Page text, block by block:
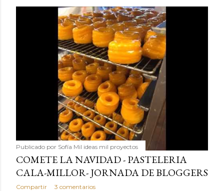
Publicado por Sofía Mil ideas mil proyectos
COMETE LA NAVIDAD - PASTELERIA
CALA-MILLOR- JORNADA DE BLOGGERS
Compartir 3 comentarios